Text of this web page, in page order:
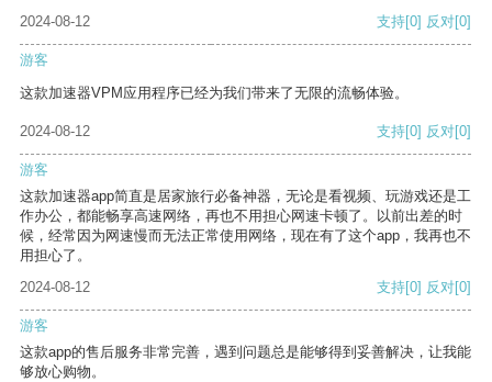
2024-08-12
支持[0] 反对[0]
游客
这款加速器VPM应用程序已经为我们带来了无限的流畅体验。
2024-08-12 支持[0] 反对[0]
游客
这款加速器app简直是居家旅行必备神器，无论是看视频、玩游戏还是工
作办公，都能畅享高速网络，再也不用担心网速卡顿了。以前出差的时
候，经常因为网速慢而无法正常使用网络，现在有了这个app，我再也不
用担心了。
2024-08-12
支持[0] 反对[0]
游客
这款app的售后服务非常完善，遇到问题总是能够得到妥善解决，让我能
够放心购物。